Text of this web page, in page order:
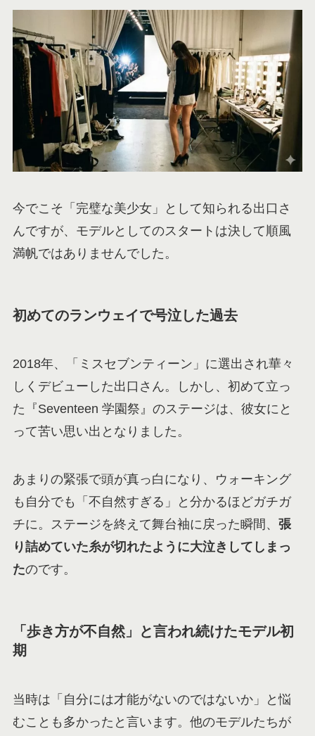
今でこそ「完璧な美少女」として知られる出口さ
んですが、モデルとしてのスタートは決して順風
満帆ではありませんでした。
初めてのランウェイで号泣した過去
2018年、「ミスセブンティーン」に選出され華々
しくデビューした出口さん。しかし、初めて立っ
た『Seventeen 学園祭』のステージは、彼女にと
って苦い思い出となりました。
あまりの緊張で頭が真っ白になり、ウォーキング
も自分でも「不自然すぎる」と分かるほどガチガ
チに。ステージを終えて舞台袖に戻った瞬間、 張
り詰めていた糸が切れたように大泣きしてしまっ
たのです。
「歩き方が不自然」と言われ続けたモデル初
期
当時は「自分には才能がないのではないか」と悩
むことも多かったと言います。他のモデルたちが